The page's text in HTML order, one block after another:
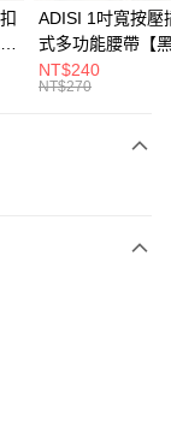
轉到大哥付的交易
，確認付款後即完
頁面所載為準。
，訂單將自動取
算日後寄送繳費提
。 讓您購物簡單
ADISI 1吋寬按壓
式多功能腰帶【
AS26035 / MIT
NT$240
NT$270